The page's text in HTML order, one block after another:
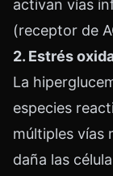
activan vías
(receptor de
2. Estrés
La
especies
múltiples vías
daña las